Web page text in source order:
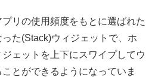
リの使用頻度をもとに選ばれた
た(Stack)ウィジェットで、ホ
ェットを上下にスワイプしてウ
とができるようになっていま